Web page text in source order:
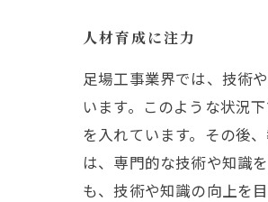
人材育成に注力
足場工事業界では、技術
います。このような状況
を入れています。その後
は、専門的な技術や知識
も、技術や知識の向上を